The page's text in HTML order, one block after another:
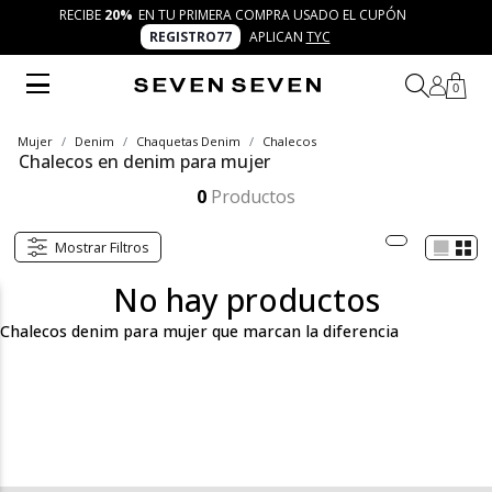
RECIBE 20% EN TU PRIMERA COMPRA USADO EL CUPÓN
REGISTRO77
APLICAN TYC
0
Mujer Denim Chaquetas Denim Chalecos
Chalecos en denim para mujer
0 Productos
Mostrar Filtros
No hay productos
Chalecos denim para mujer que marcan la diferencia
tonos y detalles únicos, son piezas que reflejan la esencia trendy,